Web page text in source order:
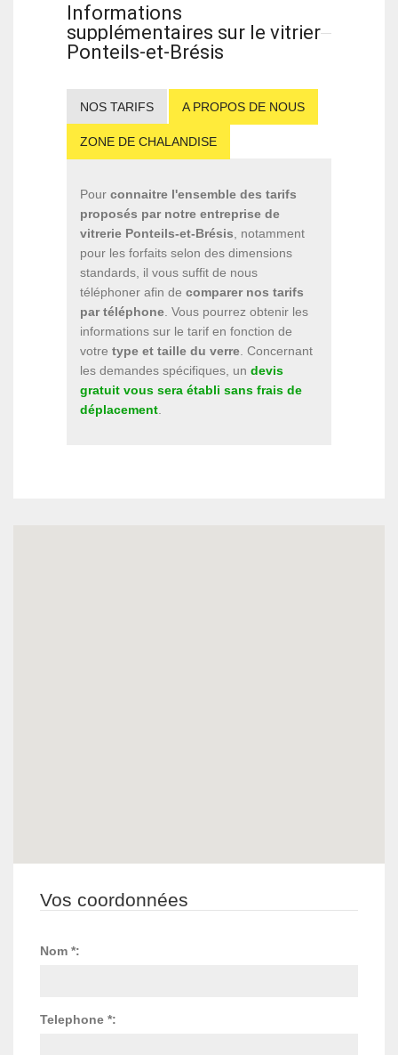
Informations
supplémentaires sur le vitrier
Ponteils-et-Brésis
NOS TARIFS A PROPOS DE NOUS
ZONE DE CHALANDISE
Pour connaitre l'ensemble des tarifs
proposés par notre entreprise de
vitrerie Ponteils-et-Brésis , notamment
pour les forfaits selon des dimensions
standards, il vous suffit de nous
téléphoner afin de comparer nos tarifs
par téléphone . Vous pourrez obtenir les
informations sur le tarif en fonction de
votre type et taille du verre . Concernant
les demandes spécifiques, un devis
gratuit vous sera établi sans frais de
déplacement
Vos coordonnées
Nom *:
Telephone *: